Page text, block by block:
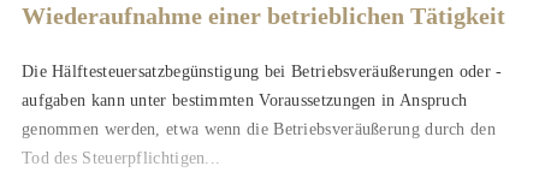
Wiederaufnahme einer betrieblichen Tätigkeit
Die Hälftesteuersatzbegünstigung bei Betriebsveräußerungen oder -
aufgaben kann unter bestimmten Voraussetzungen in Anspruch
genommen werden, etwa wenn die Betriebsveräußerung durch den
Tod des Steuerpflichtigen...